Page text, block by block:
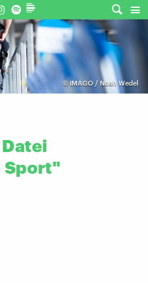
©IMAGO / Noah Wedel
Datei
Sport"